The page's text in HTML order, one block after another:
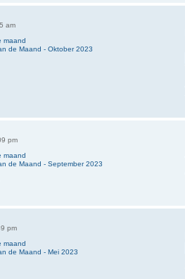
am
maand
de Maand - Oktober 2023
pm
maand
de Maand - September 2023
pm
maand
de Maand - Mei 2023